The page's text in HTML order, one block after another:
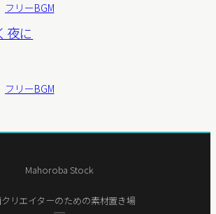
フリーBGM
フリーBGM
Mahoroba Stock
リエイターのための素材置き場